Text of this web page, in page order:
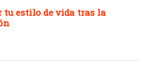
tu estilo de vida tras la